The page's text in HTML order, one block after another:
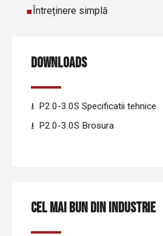
Întreținere simplă
DOWNLOADS
P2.0-3.0S Specificatii tehnice
P2.0-3.0S Brosura
CEL MAI BUN DIN INDUSTRIE